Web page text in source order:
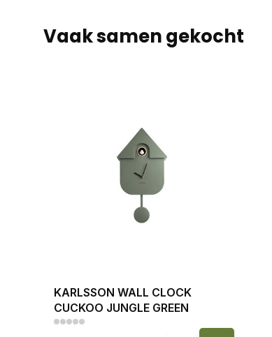
Vaak samen gekocht
KARLSSON WALL CLOCK
CUCKOO JUNGLE GREEN